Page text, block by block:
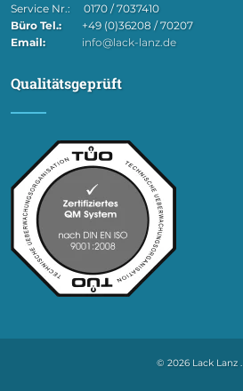
Service Nr.: 0170 / 7037410
Büro Tel.:
+49 (0)36208 / 70207
Email:
info@lack-lanz.de
Qualitätsgeprüft
© 2026 Lack Lanz .